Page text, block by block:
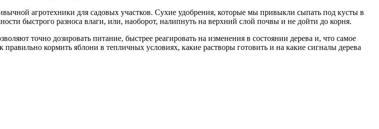
агротехники для садовых участков. Сухие удобрения, которые мы привыкли сыпать под кусты в
быстрого разноса влаги, или, наоборот, налипнуть на верхний слой почвы и не дойти до корня.
точно дозировать питание, быстрее реагировать на изменения в состоянии дерева и, что самое
правильно кормить яблони в тепличных условиях, какие растворы готовить и на какие сигналы дерева